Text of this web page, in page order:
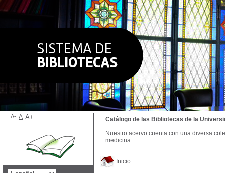
Inicio
Catálogo de las Bibliotecas de la
Nuestro acervo cuenta con una diversa
medicina.
A- A A+